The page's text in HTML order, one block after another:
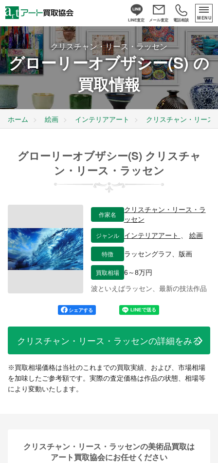
LINE査定 メール査定 電話相談 MENU
クリスチャン・リース・ラッセン
グローリーオブザシー(S) の
買取情報
ホーム 絵画 インテリアアート クリスチャン・リース
グローリーオブザシー(S) クリスチャ
ン・リース・ラッセン
作家名
クリスチャン・リース・ラ
ッセン
ジャンル インテリアアート 絵画
特徴 ラッセングラフ、版画
買取相場 6～8万円
波といえばラッセン、最新の技法作品
シェアする
クリスチャン・リース・ラッセンの詳細をみる
※買取相場価格は当社のこれまでの買取実績、および、市場相場
を加味したご参考額です。実際の査定価格は作品の状態、相場等
により変動いたします。
クリスチャン・リース・ラッセンの美術品買取は
アート買取協会にお任せください